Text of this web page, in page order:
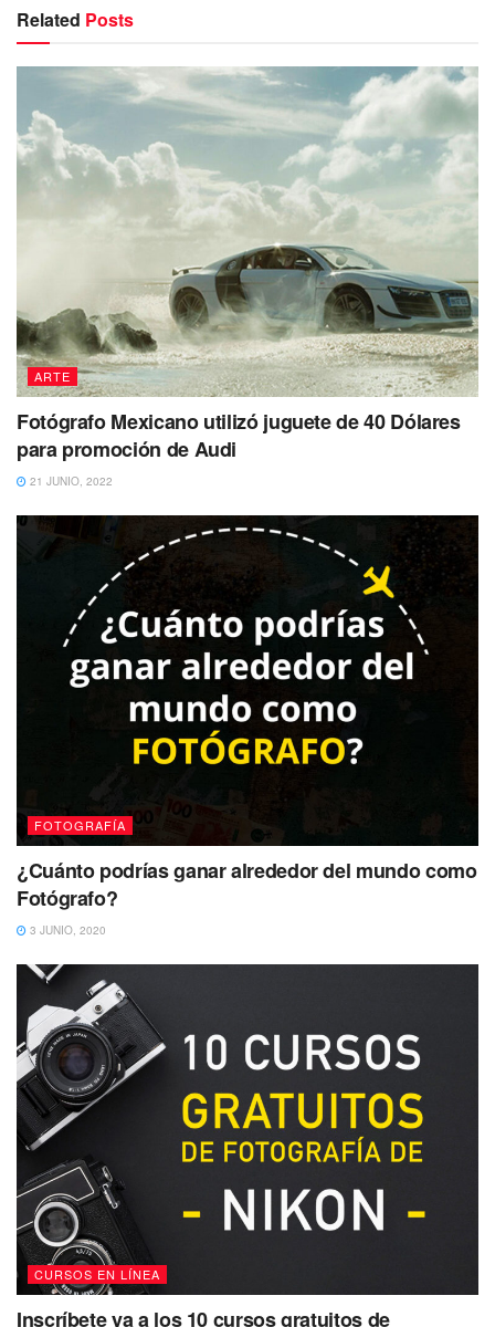
Related Posts
ARTE
Fotógrafo Mexicano utilizó juguete de 40 Dólares
para promoción de Audi
21 JUNIO, 2022
FOTOGRAFÍA
¿Cuánto podrías ganar alrededor del mundo como
Fotógrafo?
3 JUNIO, 2020
CURSOS EN LÍNEA
Inscríbete ya a los 10 cursos gratuitos de